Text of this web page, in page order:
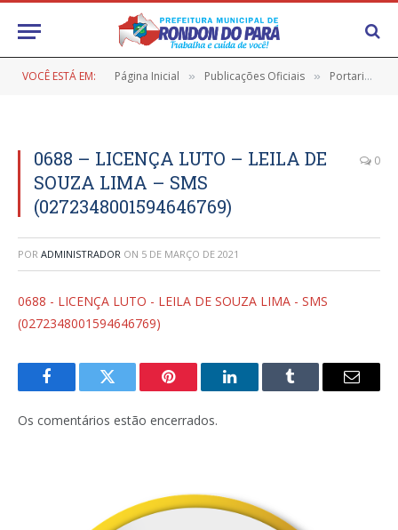
VOCÊ ESTÁ EM: Página Inicial » Publicações Oficiais » Portarias
0688 – LICENÇA LUTO – LEILA DE
SOUZA LIMA – SMS
(0272348001594646769)
0
POR ADMINISTRADOR ON 5 DE MARÇO DE 2021
0688 - LICENÇA LUTO - LEILA DE SOUZA LIMA - SMS
(0272348001594646769)
FacebookTwitter Pinterest LinkedInTumblr
E-
Os comentários estão encerrados.